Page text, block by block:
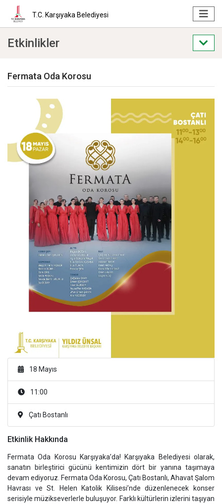
T.C. Karşıyaka Belediyesi
Etkinlikler
Fermata Oda Korosu
18 Mayıs
11:00
Çatı Bostanlı
Etkinlik Hakkında
Fermata Oda Korosu Karşıyaka’da! Karşıyaka Belediyesi olarak,
sanatın birleştirici gücünü kentimizin dört bir yanına taşımaya
devam ediyoruz. Fermata Oda Korosu, Çatı Bostanlı, Ahavat Şalom
Havrası ve St. Helen Katolik Kilisesi’nde düzenlenecek konser
serisiyle müzikseverlerle buluşuyor. Farklı kültürlerin izlerini taşıyan